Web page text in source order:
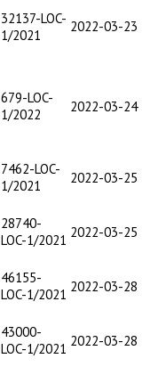
32137-LOC-
1/2021
2022-03-23
679-LOC-
1/2022
2022-03-24
7462-LOC-
1/2021
2022-03-25
28740-
LOC-1/2021 2022-03-25
46155-
LOC-1/2021 2022-03-28
43000-
LOC-1/2021 2022-03-28